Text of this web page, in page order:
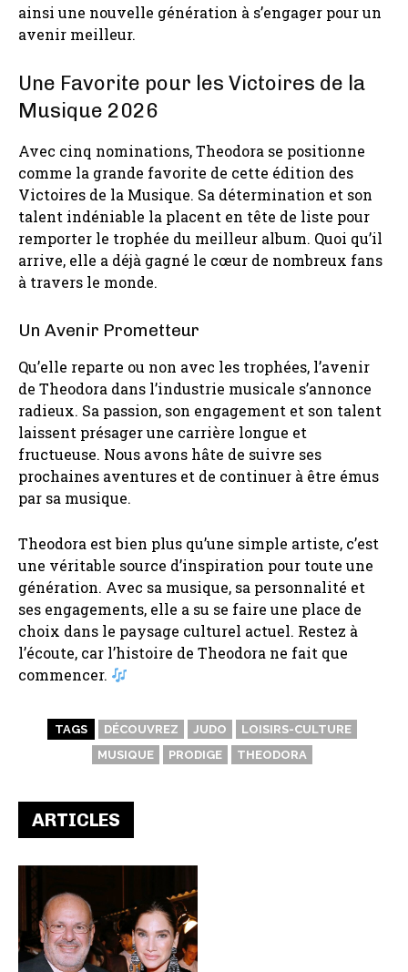
ainsi une nouvelle génération à s’engager pour un
avenir meilleur.
Une Favorite pour les Victoires de la
Musique 2026
Avec cinq nominations, Theodora se positionne
comme la grande favorite de cette édition des
Victoires de la Musique. Sa détermination et son
talent indéniable la placent en tête de liste pour
remporter le trophée du meilleur album. Quoi qu’il
arrive, elle a déjà gagné le cœur de nombreux fans
à travers le monde.
Un Avenir Prometteur
Qu’elle reparte ou non avec les trophées, l’avenir
de Theodora dans l’industrie musicale s’annonce
radieux. Sa passion, son engagement et son talent
laissent présager une carrière longue et
fructueuse. Nous avons hâte de suivre ses
prochaines aventures et de continuer à être émus
par sa musique.
Theodora est bien plus qu’une simple artiste, c’est
une véritable source d’inspiration pour toute une
génération. Avec sa musique, sa personnalité et
ses engagements, elle a su se faire une place de
choix dans le paysage culturel actuel. Restez à
l’écoute, car l’histoire de Theodora ne fait que
commencer.
TAGS DÉCOUVREZ JUDO
LOISIRS-CULTURE
MUSIQUE
PRODIGE THEODORA
ARTICLES